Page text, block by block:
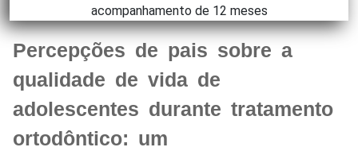
Percepções de pais sobre a
qualidade de vida de
adolescentes durante tratamento
ortodôntico: um